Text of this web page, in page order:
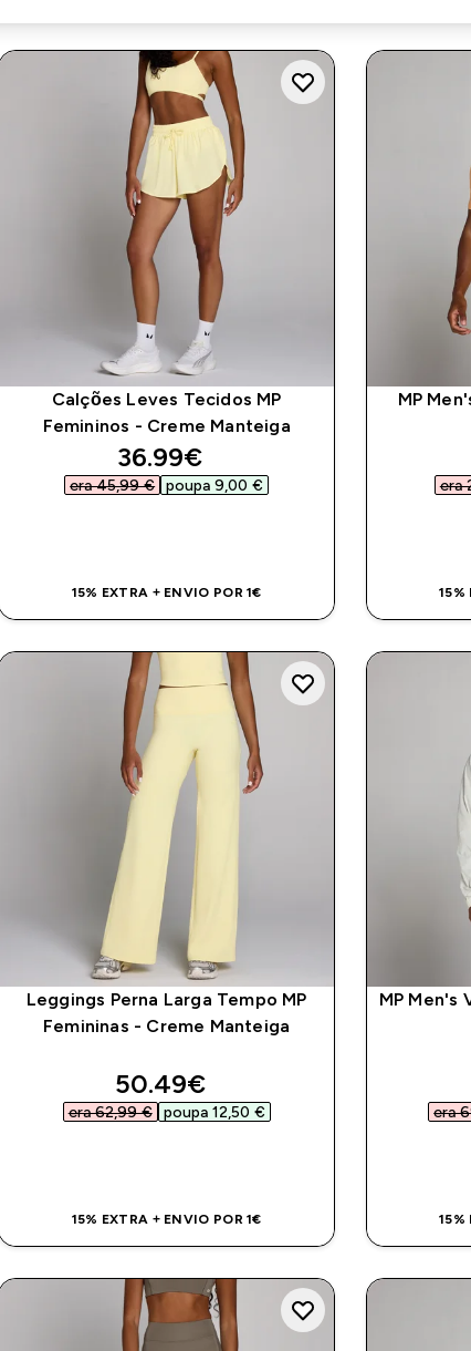
Calções Leves Tecidos MP
Femininos - Creme Manteiga
discounted price
36.99€‎
era 45,99 €‎ poupa 9,00 €‎
15% EXTRA + ENVIO POR 1€
MP
era
15%
Leggings Perna Larga Tempo MP
Femininas - Creme Manteiga
discounted price
50.49€‎
era 62,99 €‎ poupa 12,50 €‎
15% EXTRA + ENVIO POR 1€
MP Men's
era
15%